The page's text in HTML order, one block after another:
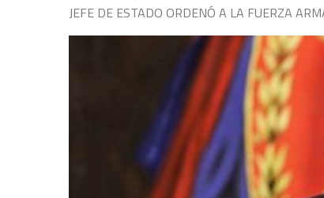
JEFE DE ESTADO ORDENÓ A LA FUERZA